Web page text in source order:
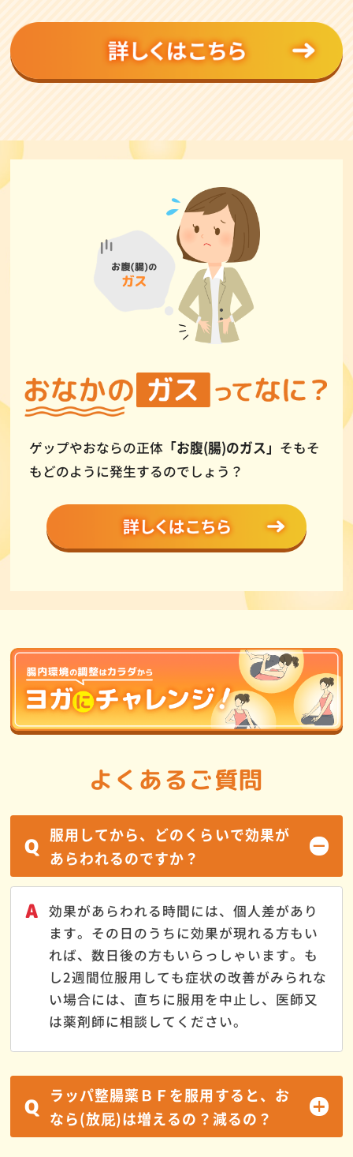
ゲップやおならの正体 「お腹(腸)のガス」 そもそ
もどのように発生するのでしょう？
よくあるご質問
Q 服用してから、どのくらいで効果が
あらわれるのですか？
A 効果があらわれる時間には、個人差があり
ます。その日のうちに効果が現れる方もい
れば、数日後の方もいらっしゃいます。も
し2週間位服用しても症状の改善がみられな
い場合には、直ちに服用を中止し、医師又
は薬剤師に相談してください。
Q
ラッパ整腸薬ＢＦを服用すると、お
なら(放屁)は増えるの？減るの？